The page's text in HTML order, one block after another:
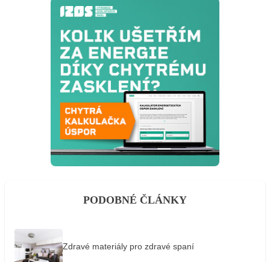
PODOBNÉ ČLÁNKY
Zdravé materiály pro zdravé spaní